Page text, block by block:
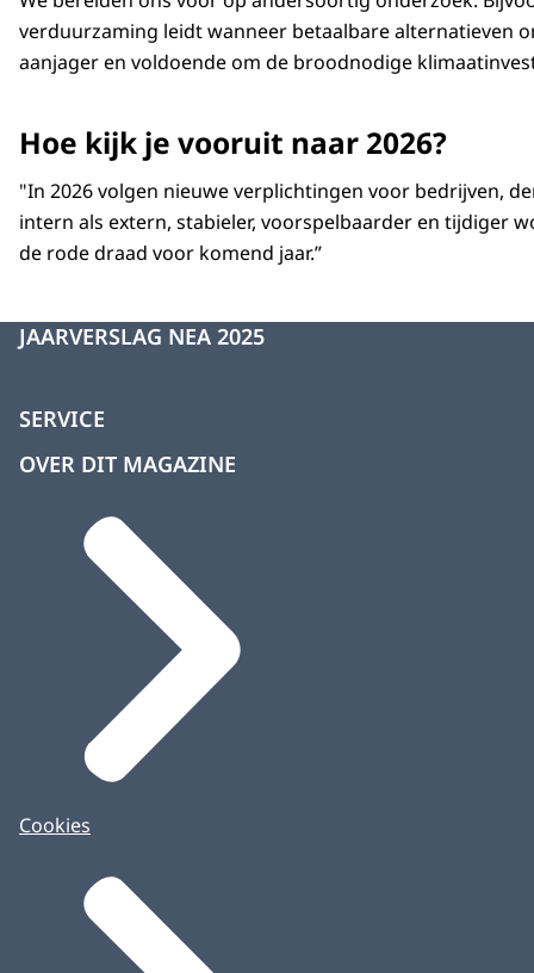
verduurzaming leidt wanneer betaalbare alternatieven
aanjager en voldoende om de broodnodige
Hoe kijk je vooruit naar 2026?
"In 2026 volgen nieuwe verplichtingen voor bedrijven,
intern als extern, stabieler, voorspelbaarder en tijdiger
de rode draad voor komend jaar.”
JAARVERSLAG NEA 2025
SERVICE
OVER DIT MAGAZINE
Cookies